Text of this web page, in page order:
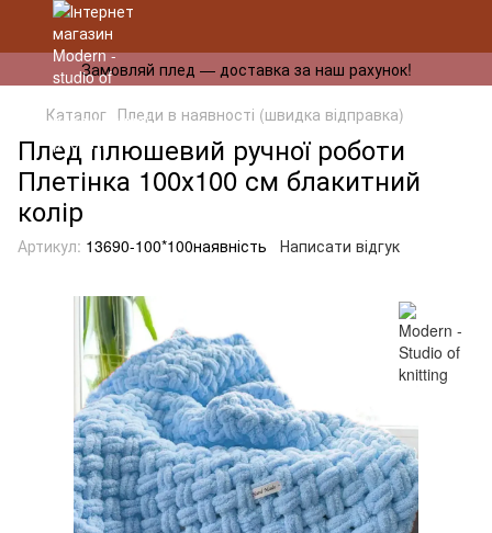
Замовляй плед — доставка за наш рахунок!
Каталог Пледи в наявності (швидка відправка)
Плед плюшевий ручної роботи
Плетінка 100х100 см блакитний
колір
Артикул: 13690-100*100наявність Написати відгук